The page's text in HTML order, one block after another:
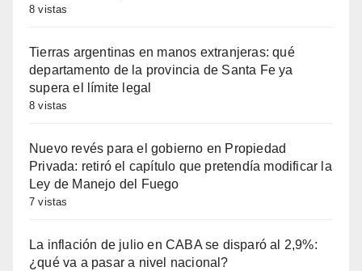
8 vistas
Tierras argentinas en manos extranjeras: qué
departamento de la provincia de Santa Fe ya
supera el límite legal
8 vistas
Nuevo revés para el gobierno en Propiedad
Privada: retiró el capítulo que pretendía modificar la
Ley de Manejo del Fuego
7 vistas
La inflación de julio en CABA se disparó al 2,9%:
¿qué va a pasar a nivel nacional?